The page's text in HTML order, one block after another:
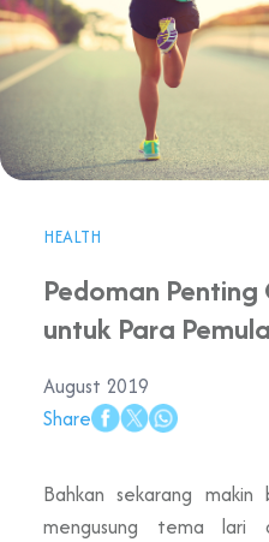
HEALTH
Pedoman
untuk Para Pemula
August 2019
Share
Bahkan sekarang
mengusung tema